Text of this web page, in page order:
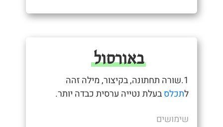
באורסול
1.שורה תחתונה, בקיצור, מילה זהה
לתכלסבעלת נטייה ערסית כבדה יותר.
שימושים